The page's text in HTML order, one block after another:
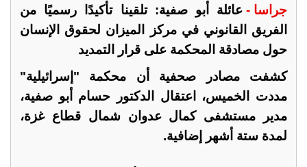
جراسا - عائلة أبو صفية: تلقينا تأكيدًا رسميًا من
الفريق القانوني في مركز الميزان لحقوق الإنسان
حول مصادقة المحكمة على قرار التمديد
كشفت مصادر صحفية أن محكمة "إسرائيلية"
مددت الخميس، اعتقال الدكتور حسام أبو صفية،
مدير مستشفى كمال عدوان شمال قطاع غزة،
لمدة ستة أشهر إضافية.